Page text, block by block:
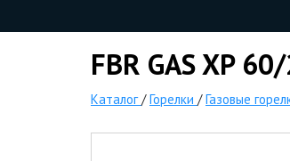
FBR GAS XP
Каталог /Горелки /Газовые